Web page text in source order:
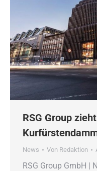
RSG Group
News Von Redaktion
RSG Group GmbH |